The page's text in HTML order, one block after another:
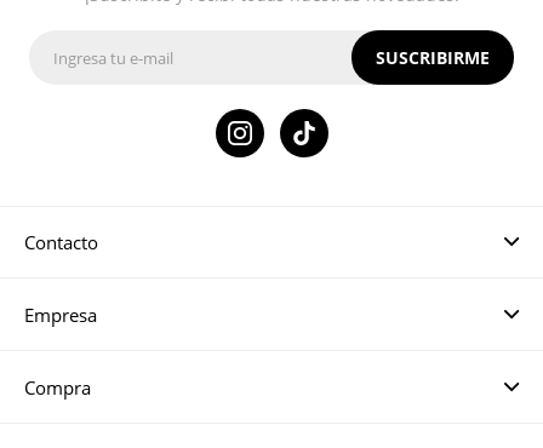
Contacto
Empresa
Compra
SUSCRIBIRME
